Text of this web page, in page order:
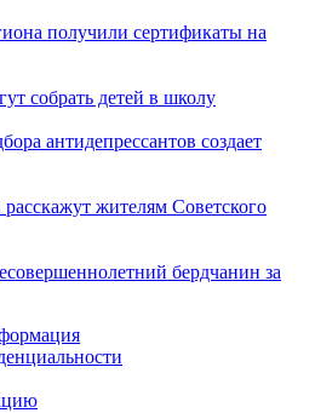
получили сертификаты на
собрать детей в школу
антидепрессантов создает
жителям Советского
бердчанин за